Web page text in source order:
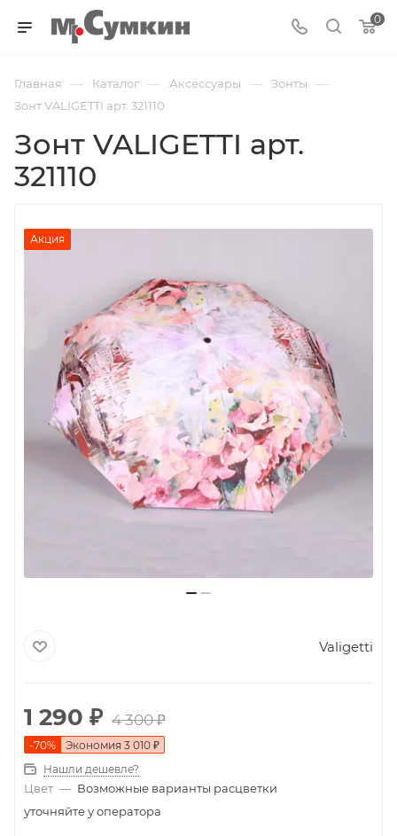
0
Главная — Каталог — Аксессуары — Зонты —
Зонт VALIGETTI арт. 321110
Зонт VALIGETTI арт.
321110
Акция
Valigetti
1 290 ₽ 4 300₽
-70% Экономия 3 010 ₽
Нашли дешевле?
Цвет — Возможные варианты расцветки
уточняйте у оператора